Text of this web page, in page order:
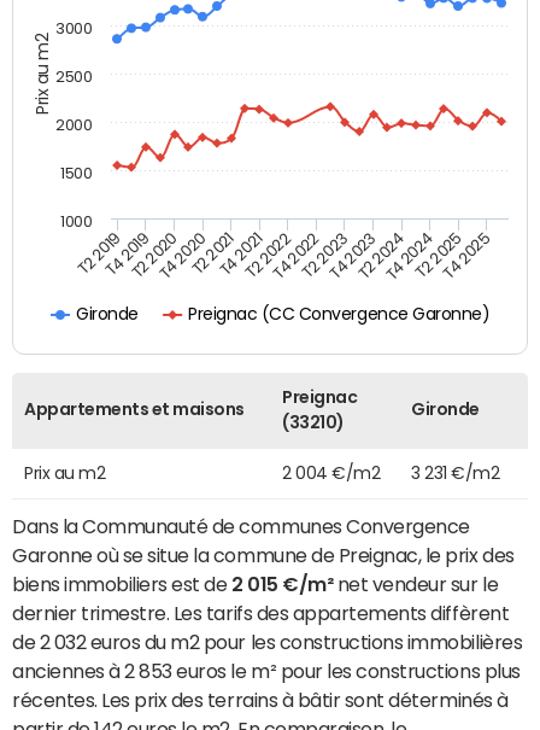
Prix au m2
Gironde Preignac (CC Convergence Garonne)
T2 2019T4 2019T2 2020T4 2020T2 2021T4 2021T2 2022T4 2022T2 2023T4 2023T2 2024T4 2024T2 2025T4 2025
1000
1500
2000
2500
3000
Appartements et maisons
Preignac
(33210)
Gironde
Prix au m2 2 004 €/m2 3 231 €/m2
Dans la Communauté de communes Convergence
Garonne où se situe la commune de Preignac, le prix des
biens immobiliers est de 2 015 €/m²net vendeur sur le
dernier trimestre. Les tarifs des appartements diffèrent
de 2 032 euros du m2 pour les constructions immobilières
anciennes à 2 853 euros le m² pour les constructions plus
récentes. Les prix des terrains à bâtir sont déterminés à